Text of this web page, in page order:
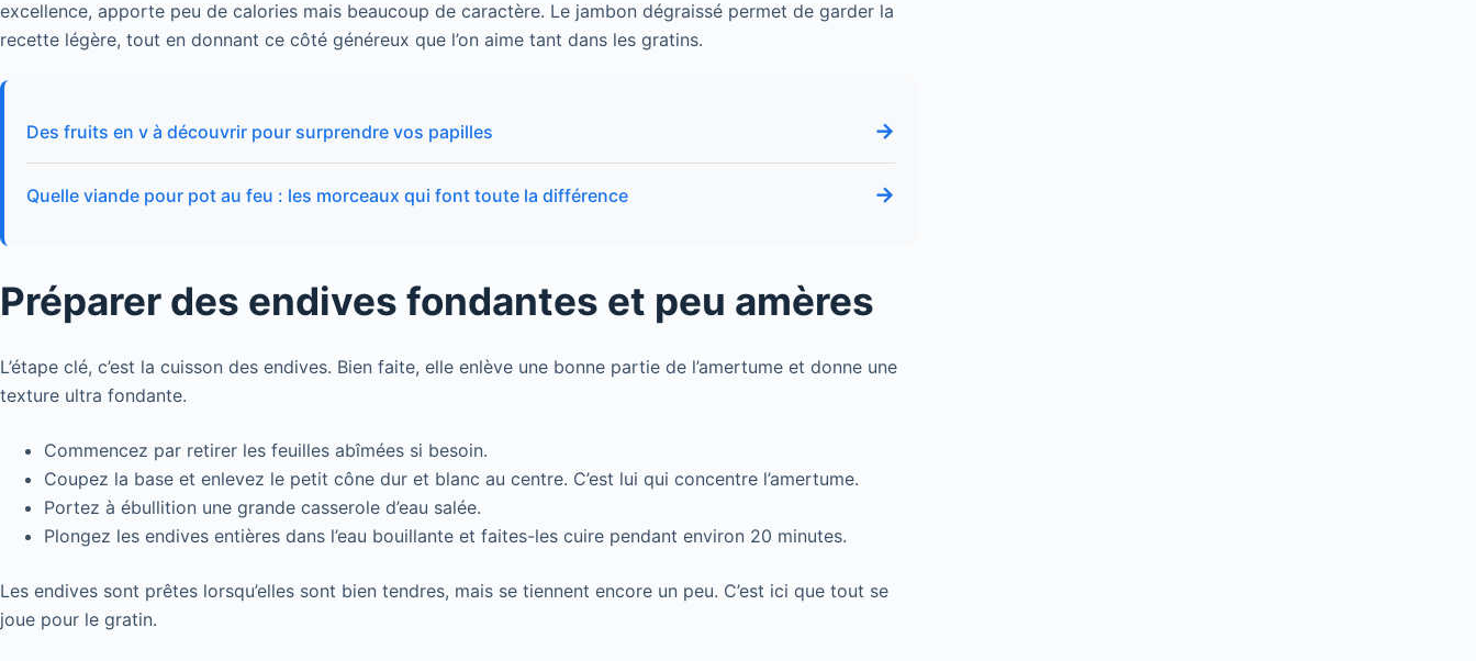
excellence, apporte peu de calories mais beaucoup de caractère. Le jambon dégraissé permet de garder la
recette légère, tout en donnant ce côté généreux que l’on aime tant dans les gratins.
Des fruits en v à découvrir pour surprendre vos papilles →
Quelle viande pour pot au feu : les morceaux qui font toute la différence →
Préparer des endives fondantes et peu amères
L’étape clé, c’est la cuisson des endives. Bien faite, elle enlève une bonne partie de l’amertume et donne une
texture ultra fondante.
Commencez par retirer les feuilles abîmées si besoin.
Coupez la base et enlevez le petit cône dur et blanc au centre. C’est lui qui concentre l’amertume.
Portez à ébullition une grande casserole d’eau salée.
Plongez les endives entières dans l’eau bouillante et faites-les cuire pendant environ 20 minutes.
Les endives sont prêtes lorsqu’elles sont bien tendres, mais se tiennent encore un peu. C’est ici que tout se
joue pour le gratin.